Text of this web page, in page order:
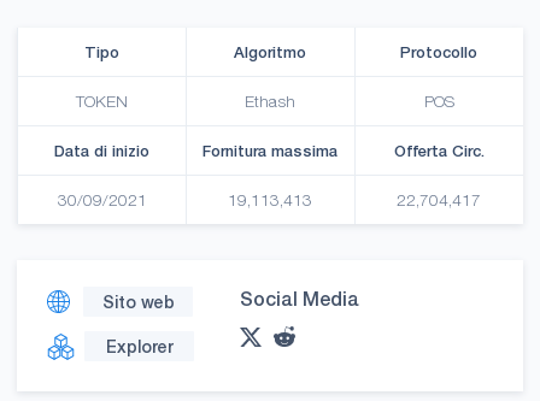
Tipo
TOKEN
Algoritmo
Ethash
Protocollo
POS
Data di inizio
30/09/2021
Fornitura massima
19,113,413
Offerta Circ.
22,704,417
Sito web
Explorer
Social Media